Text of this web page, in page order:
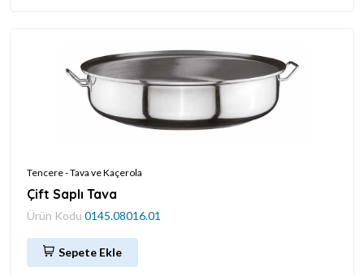
Tencere - Tava ve Kaçerola
Çift Saplı Tava
Ürün Kodu 0145.08016.01
Sepete Ekle